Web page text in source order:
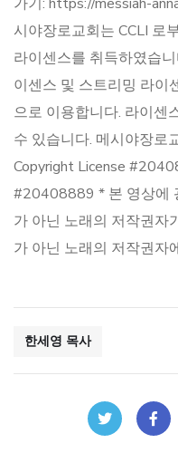
시야장로교회는 CCLI 로
라이센스를 취득하였습
이센스 및 스트리밍 라이
으로 이용합니다. 라이센
수 있습니다. 메시야장로
Copyright License
#20408889 * 본 영상에
가 아닌 노래의 저작권자
가 아닌 노래의 저작권자
한세영 목사